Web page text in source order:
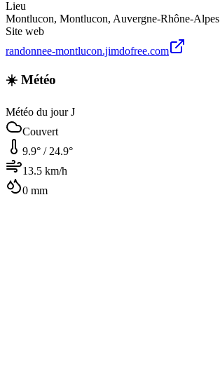
Lieu
Montlucon, Montlucon, Auvergne-Rhône-Alpes
Site web
randonnee-montlucon.jimdofree.com
☀️ Météo
Météo du jour J
Couvert
9.9° / 24.9°
13.5 km/h
0 mm